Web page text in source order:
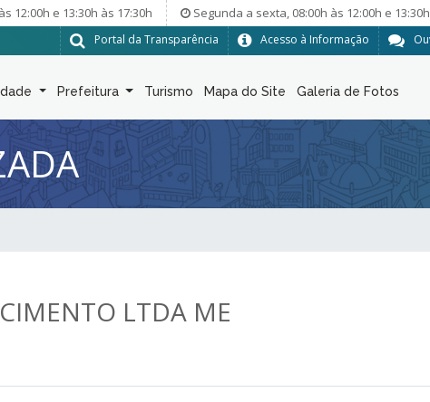
12:00h e 13:30h às 17:30h Segunda a sexta, 08:00h às 12:00h e
Acesso à Informação
Portal da Transparência
Prefeitura Turismo Mapa do Site Galeria de Fotos
LTDA ME